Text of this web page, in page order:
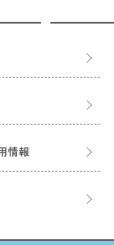
情報